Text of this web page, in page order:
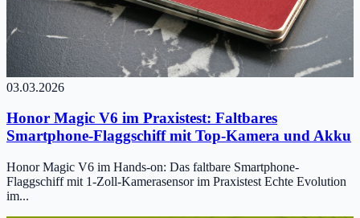
03.03.2026
Honor Magic V6 im Praxistest: Faltbares
Smartphone-Flaggschiff mit Top-Kamera und Akku
Honor Magic V6 im Hands-on: Das faltbare Smartphone-
Flaggschiff mit 1-Zoll-Kamerasensor im Praxistest Echte Evolution
im...